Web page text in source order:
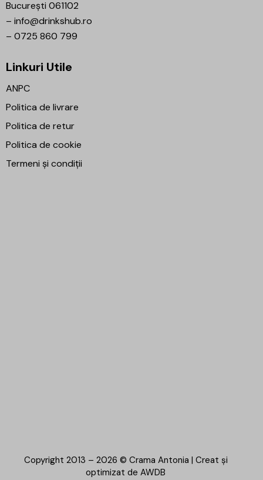
București 061102
– info@drinkshub.ro
– 0725 860 799
Linkuri Utile
ANPC
Politica de livrare
Politica de retur
Politica de cookie
Termeni și condiții
Copyright 2013 – 2026 © Crama Antonia | Creat și
optimizat de AWDB